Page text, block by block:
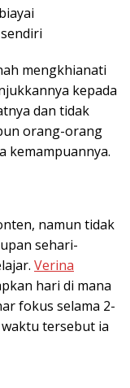
mengkhianati
kepada
dan tidak
orang-orang
kemampuannya.
namun tidak
sehari-
Verina
hari di mana
fokus selama 2-
tersebut ia